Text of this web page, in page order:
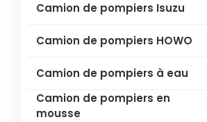
Camion de pompiers Isuzu
Camion de pompiers HOWO
Camion de pompiers à eau
Camion de pompiers en
mousse